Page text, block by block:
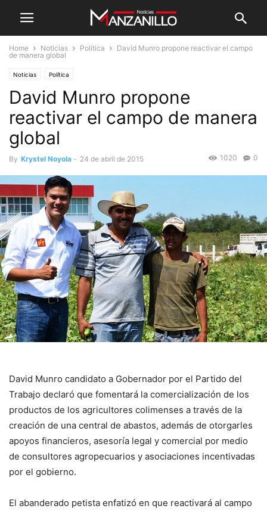
Home Noticias Política
David Munro propone reactivar el campo
de manera global
Noticias Política
David Munro propone
reactivar el campo de manera
global
By Krystel Noyola - 24 de abril de 2015 0
1020
David Munro candidato a Gobernador por el Partido del
Trabajo declaró que fomentará la comercialización de los
productos de los agricultores colimenses a través de la
creación de una central de abastos, además de otorgarles
apoyos financieros, asesoría legal y comercial por medio
de consultores agropecuarios y asociaciones incentivadas
por el gobierno.
El abanderado petista enfatizó en que reactivará al campo